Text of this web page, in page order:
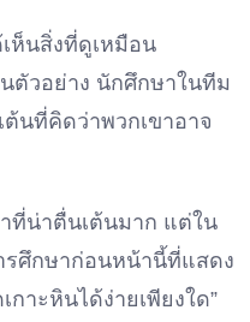
ห็นสิ่งที่ดูเหมือน
ตัวอย่าง นักศึกษาในทีม
ต้นที่คิดว่าพวกเขาอาจ
าที่น่าตื่นเต้นมาก แต่ใน
รศึกษาก่อนหน้านี้ที่แสดง
าะหินได้ง่ายเพียงใด”